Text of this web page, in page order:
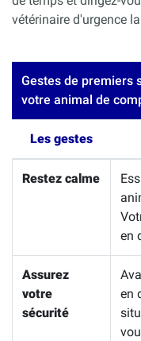
vétérinaire d'urgence
Gestes de premiers
votre animal de
Les gestes
Restez calme
en
Assurez
votre
sécurité
en